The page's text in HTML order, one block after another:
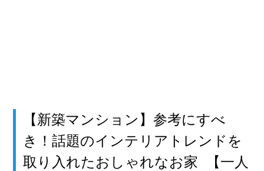
【新築マンション】参考にすべ
き！話題のインテリアトレンドを
取り入れたおしゃれなお家 【一人